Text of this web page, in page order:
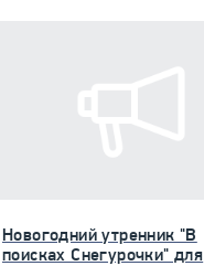
Новогодний утренник "В
поисках Снегурочки" для